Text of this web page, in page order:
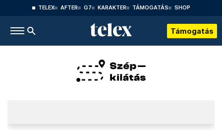
TELEX AFTER G7 KARAKTER TÁMOGATÁS SHOP
Támogatás